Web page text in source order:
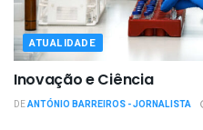
ATUALIDADE
Inovação e Ciência
DEANTÓNIO BARREIROS - JORNALISTA